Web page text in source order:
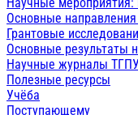
Основные
Грантовые
Основные результаты
Научные журналы ТГПУ
Полезные ресурсы
Учёба
Поступающему